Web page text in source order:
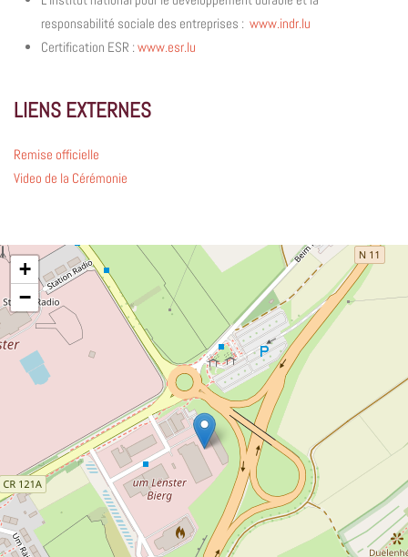
responsabilité sociale des entreprises : www.indr.lu
Certification ESR :www.esr.lu
LIENS EXTERNES
Remise officielle
Video de la Cérémonie
+
−